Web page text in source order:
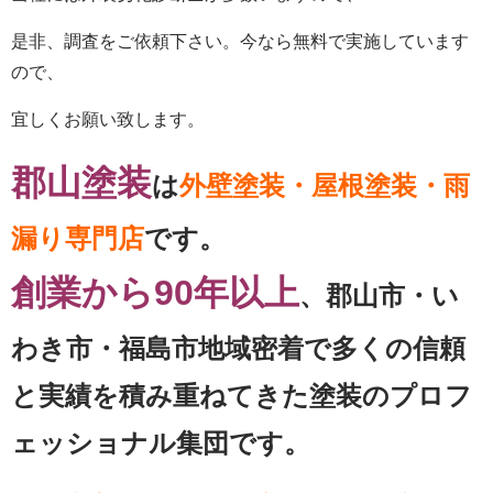
是非、調査をご依頼下さい。今なら無料で実施しています
ので、
宜しくお願い致します。
郡山塗装は外壁塗装・屋根塗装・雨
漏り専門店です。
創業から90年以上、郡山市・い
わき市・福島市地域密着で多くの信頼
と実績を積み重ねてきた塗装のプロフ
ェッショナル集団です。